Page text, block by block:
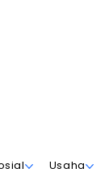
Usaha